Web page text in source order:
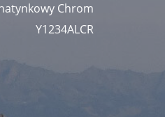
Chrom
Y1234ALCR